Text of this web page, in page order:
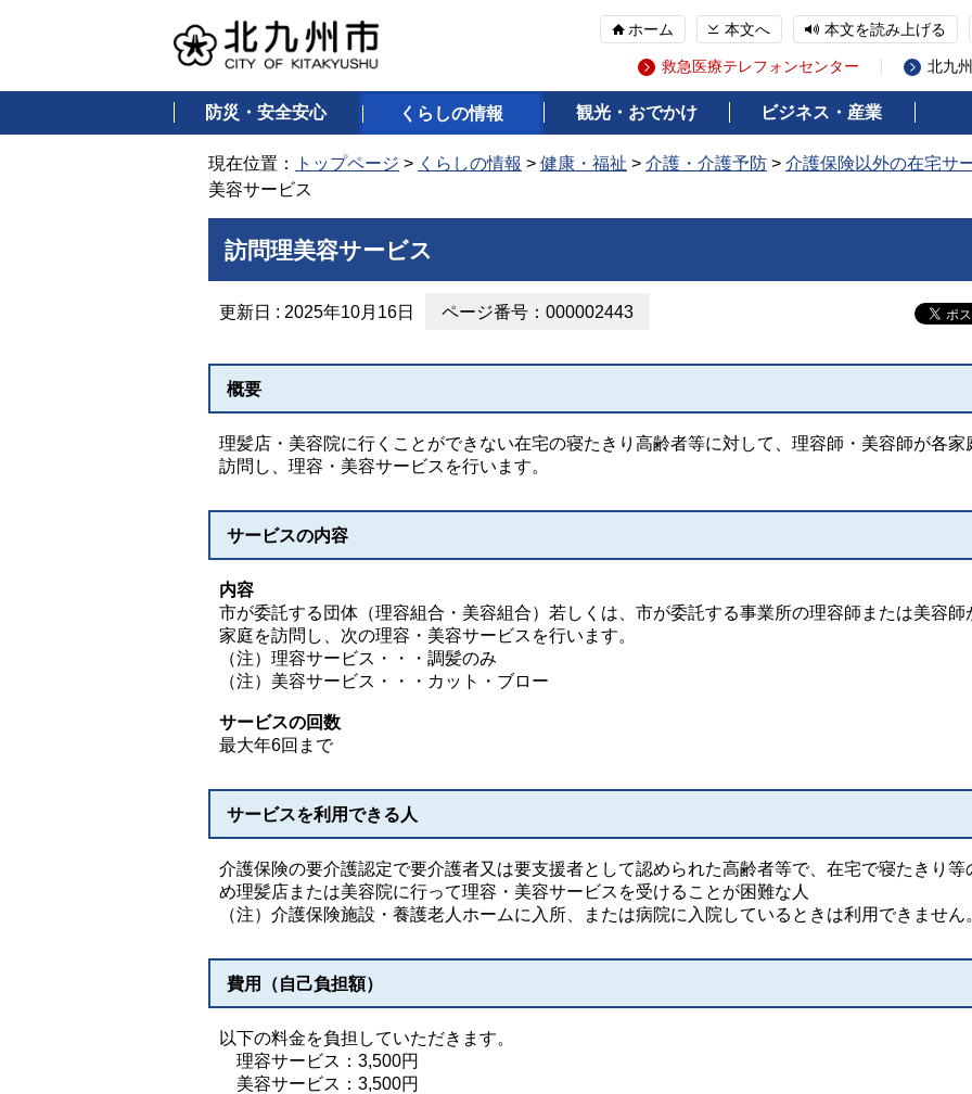
ホーム 本文へ 本文を読み上げる
救急医療テレフォンセンター 北九
防災・安全安心 くらしの情報 観光・おでかけ ビジネス・産業
現在位置： トップページ > くらしの情報 > 健康・福祉 > 介護・介護予防 > 介護保険以外の在宅サ
美容サービス
訪問理美容サービス
更新日 : 2025年10月16日 ページ番号：000002443
概要
理髪店・美容院に行くことができない在宅の寝たきり高齢者等に対して、理容師・美容師が各家
訪問し、理容・美容サービスを行います。
サービスの内容
内容
市が委託する団体（理容組合・美容組合）若しくは、市が委託する事業所の理容師または美容師
家庭を訪問し、次の理容・美容サービスを行います。
（注）理容サービス・・・調髪のみ
（注）美容サービス・・・カット・ブロー
サービスの回数
最大年6回まで
サービスを利用できる人
介護保険の要介護認定で要介護者又は要支援者として認められた高齢者等で、在宅で寝たきり等
め理髪店または美容院に行って理容・美容サービスを受けることが困難な人
（注）介護保険施設・養護老人ホームに入所、または病院に入院しているときは利用できません
費用（自己負担額）
以下の料金を負担していただきます。
理容サービス：3,500円
美容サービス：3,500円